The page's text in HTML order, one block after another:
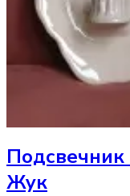
Подсвечник
Жук